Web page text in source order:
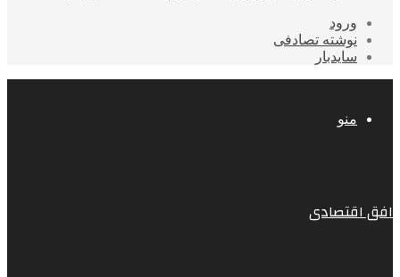
ورود
نوشته تصادفی
سایدبار
منو
افق اقتصادی